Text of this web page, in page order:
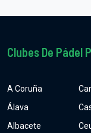
Clubes De Pádel
A Coruña
Álava
Albacete